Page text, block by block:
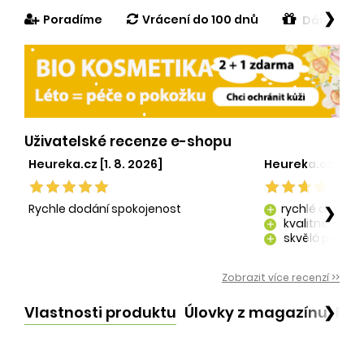
Poradíme Vrácení do 100 dnů Dárek v
❯
Uživatelské recenze e-shopu
Heureka.cz [1. 8. 2026]
Rychle dodání spokojenost
Heureka.cz [29.
add rychlé dodání
add kvalitně
add skvělá péče o
❯
Zobrazit více recenzí >>
Vlastnosti produktu Úlovky z magazínu❯